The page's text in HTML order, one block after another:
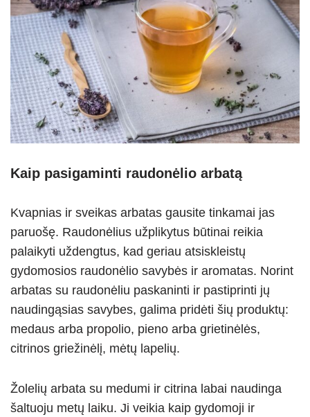
Kaip pasigaminti raudonėlio arbatą
Kvapnias ir sveikas arbatas gausite tinkamai jas
paruošę. Raudonėlius užplikytus būtinai reikia
palaikyti uždengtus, kad geriau atsiskleistų
gydomosios raudonėlio savybės ir aromatas. Norint
arbatas su raudonėliu paskaninti ir pastiprinti jų
naudingąsias savybes, galima pridėti šių produktų:
medaus arba propolio, pieno arba grietinėlės,
citrinos griežinėlį, mėtų lapelių.
Žolelių arbata su medumi ir citrina labai naudinga
šaltuoju metų laiku. Ji veikia kaip gydomoji ir